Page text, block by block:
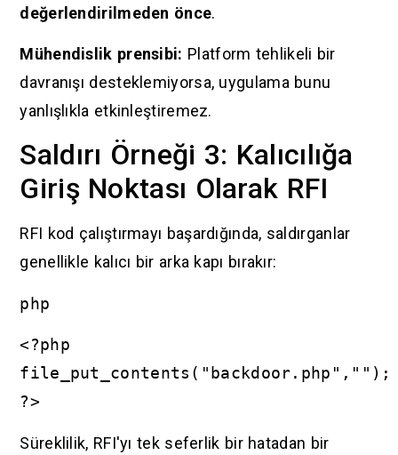
değerlendirilmeden önce.
Mühendislik prensibi: Platform tehlikeli bir
davranışı desteklemiyorsa, uygulama bunu
yanlışlıkla etkinleştiremez.
Saldırı Örneği 3: Kalıcılığa
Giriş Noktası Olarak RFI
RFI kod çalıştırmayı başardığında, saldırganlar
genellikle kalıcı bir arka kapı bırakır:
php
<?php
file_put_contents("backdoor.php","");
?>
Süreklilik, RFI'yı tek seferlik bir hatadan bir